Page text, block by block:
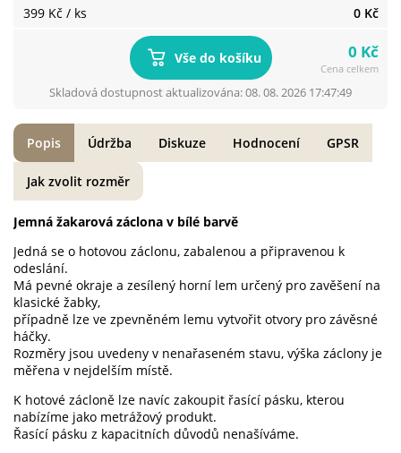
399 Kč / ks 0 Kč
Vše do košíku 0 Kč
Cena celkem
Skladová dostupnost aktualizována: 08. 08. 2026 17:47:49
Jemná žakarová záclona v bílé barvě
Jedná se o hotovou záclonu, zabalenou a připravenou k
odeslání.
Má pevné okraje a zesílený horní lem určený pro zavěšení na
klasické žabky,
případně lze ve zpevněném lemu vytvořit otvory pro závěsné
háčky.
Rozměry jsou uvedeny v nenařaseném stavu, výška záclony je
měřena v nejdelším místě.
K hotové zácloně lze navíc zakoupit řasící pásku, kterou
nabízíme jako metrážový produkt.
Řasící pásku z kapacitních důvodů nenašíváme.
Popis Údržba Diskuze Hodnocení GPSR
Jak zvolit rozměr